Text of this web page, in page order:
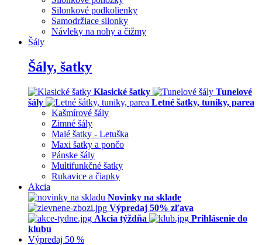
Silonkové podkolienky
Samodržiace silonky
Návleky na nohy a čižmy
Šály
Šály, šatky
Klasické šatky
Tunelové
šály
Letné šatky, tuniky, parea
Kašmírové šály
Zimné šály
Malé šatky - Letuška
Maxi šatky a pončo
Pánske šály
Multifunkčné šatky
Rukavice a čiapky
Akcia
Novinky na sklade
Výpredaj 50% zľava
Akcia týždňa
Prihlásenie do
klubu
Výpredaj 50 %